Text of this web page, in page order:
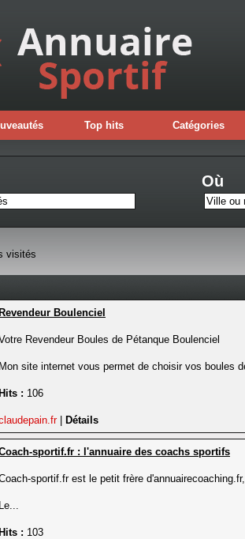
Top hits Catégories
Où
visités
Revendeur Boulenciel
Revendeur Boules de Pétanque Boulenciel
Mon site internet vous permet de choisir vos boules
Hits : 106
Détails
sportif.fr : l'annuaire des coachs sportifs
sportif.fr est le petit frère
Le...
Hits : 103